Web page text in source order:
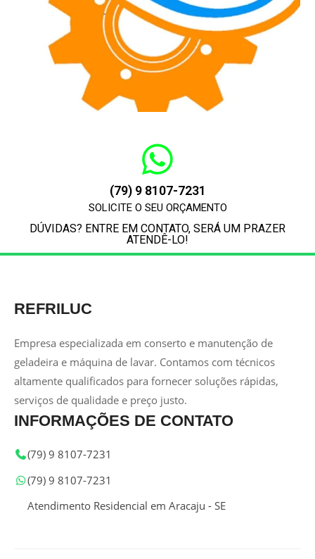
(79) 9 8107-7231
SOLICITE O SEU ORÇAMENTO
DÚVIDAS? ENTRE EM CONTATO, SERÁ UM PRAZER
ATENDÊ-LO!
REFRILUC
Empresa especializada em conserto e manutenção de
geladeira e máquina de lavar. Contamos com técnicos
altamente qualificados para fornecer soluções rápidas,
serviços de qualidade e preço justo.
INFORMAÇÕES DE CONTATO
(79) 9 8107-7231
(79) 9 8107-7231
Atendimento Residencial em Aracaju - SE